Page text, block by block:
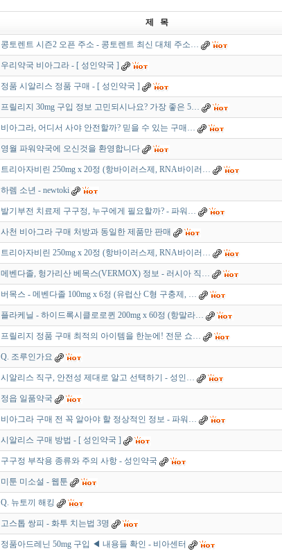
제 목
콩토렌트 시즌2 오픈 주소 - 콩토렌트 최신 대체 주소…
우리약국 비아그라 - [ 성인약국 ]
정품 시알리스 정품 구매 - [ 성인약국 ]
프릴리지 30mg 구입 정보 고민되시나요? 가장 좋은 5…
비아그라, 어디서 사야 안전할까? 믿을 수 있는 구매…
영월 파워약국에 오신것을 환영합니다
트리아자비린 250mg x 20정 (항바이러스제, RNA바이러…
하렘 소년 - newtoki
발기부전 치료제 구구정, 누구에게 필요할까? - 파워…
사천 비아그라 구매 처방과 동일한 제품만 판매
트리아자비린 250mg x 20정 (항바이러스제, RNA바이러…
메벤다졸, 헝가리산 베목스(VERMOX) 정보 - 러시아 직…
버목스 - 메벤다졸 100mg x 6정 (유럽산 C형 구충제, …
플라케닐 - 하이드록시클로로퀸 200mg x 60정 (항말라…
프릴리지 정품 구매 최적의 아이템을 한눈에! 전문 쇼…
Q. 조루인가요
시알리스 직구, 안전성 제대로 알고 선택하기 - 성인…
정읍 일품약국
비아그라 구매 전 꼭 알아야 할 정상적인 정보 - 파워…
시알리스 구매 방법 - [ 성인약국 ]
구구정 부작용 종류와 주의 사항 - 성인약국
미툰 미소설 - 웹툰
Q. 뉴토끼 해킹
고스톱 쌍피 - 화투 치는법 3명
정품아드레닌 50mg 구입 ◀ 내용들 확인 - 비아센터